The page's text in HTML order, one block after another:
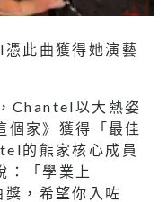
此曲獲得她演藝
Chantel以大熱姿
家》獲得「最佳
的熊家核心成員
：「學業上
，希望你入咗